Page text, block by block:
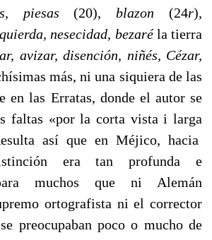
piesas(20),blazon(24r),
nesecidad, bezaréla tierra
avizar, disención, niñés, Cézar,
más, ni una siquiera de las
en las Erratas, donde el autor se
faltas «por la corta vista i larga
así que en Méjico, hacia
era tan profunda e
muchos que ni Alemán
ortografista ni el corrector
preocupaban poco o mucho de